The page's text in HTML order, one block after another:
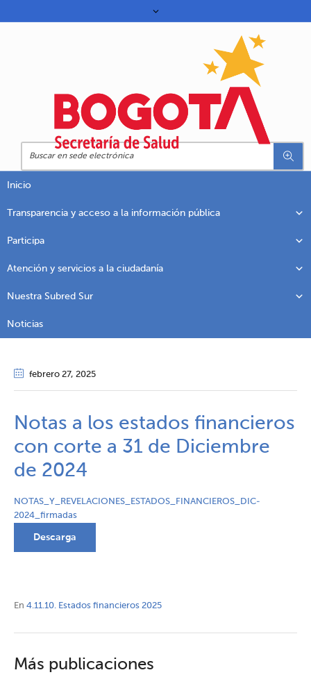
Inicio
Transparencia y acceso a la información pública
Participa
Atención y servicios a la ciudadanía
Nuestra Subred Sur
Noticias
febrero 27, 2025
Notas a los estados financieros
con corte a 31 de Diciembre
de 2024
NOTAS_Y_REVELACIONES_ESTADOS_FINANCIEROS_DIC-
2024_firmadas
Descarga
En 4.11.10. Estados financieros 2025
Más publicaciones